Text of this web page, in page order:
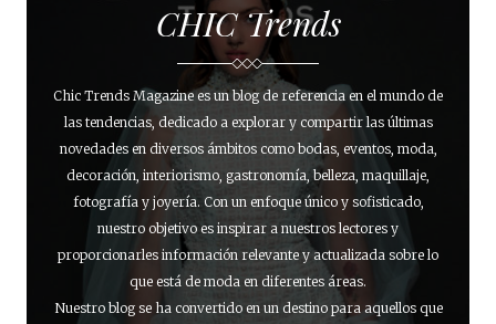
CHIC Trends
Chic Trends Magazine es un blog de referencia en el mundo de
las tendencias, dedicado a explorar y compartir las últimas
novedades en diversos ámbitos como bodas, eventos, moda,
decoración, interiorismo, gastronomía, belleza, maquillaje,
fotografía y joyería. Con un enfoque único y sofisticado,
nuestro objetivo es inspirar a nuestros lectores y
proporcionarles información relevante y actualizada sobre lo
que está de moda en diferentes áreas.
Nuestro blog se ha convertido en un destino para aquellos que